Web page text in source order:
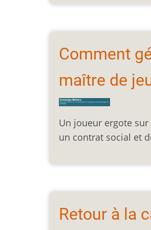
Comment
maître de
Un joueur ergote
un contrat social et
Retour à la